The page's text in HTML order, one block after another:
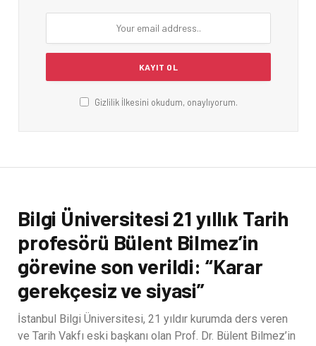
Gizlilik İlkesini okudum, onaylıyorum.
Bilgi Üniversitesi 21 yıllık Tarih
profesörü Bülent Bilmez’in
görevine son verildi: “Karar
gerekçesiz ve siyasi”
İstanbul Bilgi Üniversitesi, 21 yıldır kurumda ders veren
ve Tarih Vakfı eski başkanı olan Prof. Dr. Bülent Bilmez’in